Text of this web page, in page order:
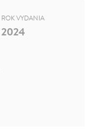
ROK VYDANIA
2024